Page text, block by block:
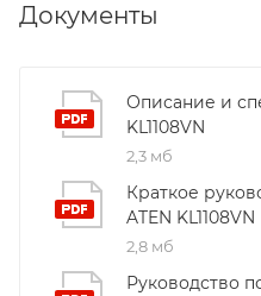
Документы
Описание и
KL1108VN
2,3 мб
Краткое
ATEN KL1108VN
2,8 мб
Руководство